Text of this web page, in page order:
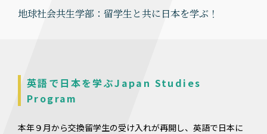
地球社会共生学部：留学生と共に日本を学ぶ！
英語で日本を学ぶJapan Studies
Program
本年９月から交換留学生の受け入れが再開し、英語で日本に